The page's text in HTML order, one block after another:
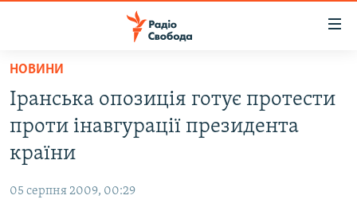
Перейти
основного
матеріалу
Перейти
до
основної
навігації
ВСЕ ЗА ДОБУ
СТАТТІ
ЕКОНОМІКА
РОСІЙСЬКА «ФІЛЬТРАЦІЯ»
НОВИНИ
Іранська опозиція готує протести
проти інавгурації президента
країни
05 серпня 2009, 00:29